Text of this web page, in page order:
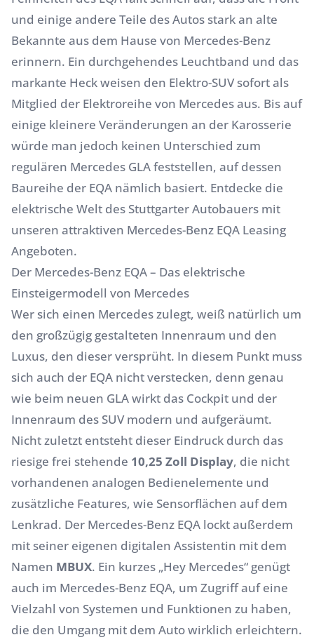
und einige andere Teile des Autos stark an alte
Bekannte aus dem Hause von Mercedes-Benz
erinnern. Ein durchgehendes Leuchtband und das
markante Heck weisen den Elektro-SUV sofort als
Mitglied der Elektroreihe von Mercedes aus. Bis auf
einige kleinere Veränderungen an der Karosserie
würde man jedoch keinen Unterschied zum
regulären Mercedes GLAfeststellen, auf dessen
Baureihe der EQA nämlich basiert. Entdecke die
elektrische Welt des Stuttgarter Autobauers mit
unseren attraktiven Mercedes-Benz EQA Leasing
Angeboten.
Der Mercedes-Benz EQA – Das elektrische
Einsteigermodell von Mercedes
Wer sich einen Mercedes zulegt, weiß natürlich um
den großzügig gestalteten Innenraum und den
Luxus, den dieser versprüht. In diesem Punkt muss
sich auch der EQA nicht verstecken, denn genau
wie beim neuen GLA wirkt das Cockpit und der
Innenraum des SUVmodern und aufgeräumt.
Nicht zuletzt entsteht dieser Eindruck durch das
riesige frei stehende 10,25 Zoll Display, die nicht
vorhandenen analogen Bedienelemente und
zusätzliche Features, wie Sensorflächen auf dem
Lenkrad. Der Mercedes-Benz EQA lockt außerdem
mit seiner eigenen digitalen Assistentin mit dem
Namen MBUX. Ein kurzes „Hey Mercedes“ genügt
auch im Mercedes-Benz EQA, um Zugriff auf eine
Vielzahl von Systemen und Funktionen zu haben,
die den Umgang mit dem Auto wirklich erleichtern.